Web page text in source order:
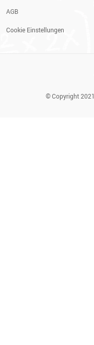
AGB
Cookie Einstellungen
© Copyright 2021